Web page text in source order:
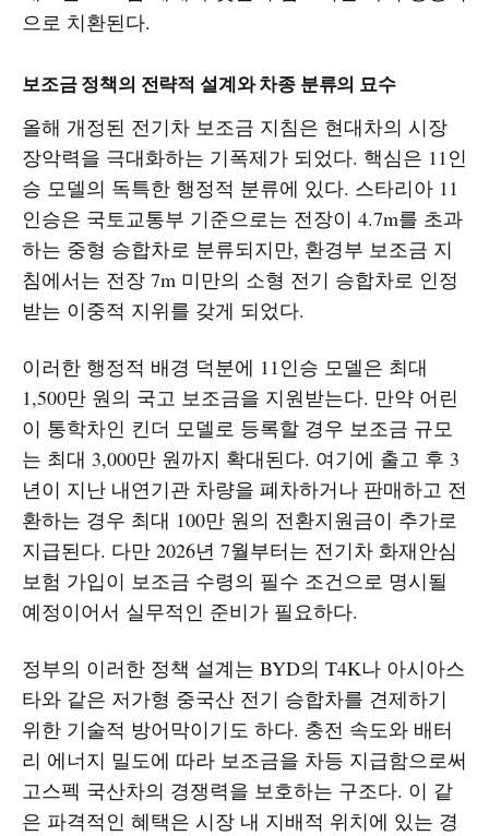
으로 치환된다.
보조금 정책의 전략적 설계와 차종 분류의 묘수
올해 개정된 전기차 보조금 지침은 현대차의 시장
장악력을 극대화하는 기폭제가 되었다. 핵심은 11인
승 모델의 독특한 행정적 분류에 있다. 스타리아 11
인승은 국토교통부 기준으로는 전장이 4.7m를 초과
하는 중형 승합차로 분류되지만, 환경부 보조금 지
침에서는 전장 7m 미만의 소형 전기 승합차로 인정
받는 이중적 지위를 갖게 되었다.
이러한 행정적 배경 덕분에 11인승 모델은 최대
1,500만 원의 국고 보조금을 지원받는다. 만약 어린
이 통학차인 킨더 모델로 등록할 경우 보조금 규모
는 최대 3,000만 원까지 확대된다. 여기에 출고 후 3
년이 지난 내연기관 차량을 폐차하거나 판매하고 전
환하는 경우 최대 100만 원의 전환지원금이 추가로
지급된다. 다만 2026년 7월부터는 전기차 화재안심
보험 가입이 보조금 수령의 필수 조건으로 명시될
예정이어서 실무적인 준비가 필요하다.
정부의 이러한 정책 설계는 BYD의 T4K나 아시아스
타와 같은 저가형 중국산 전기 승합차를 견제하기
위한 기술적 방어막이기도 하다. 충전 속도와 배터
리 에너지 밀도에 따라 보조금을 차등 지급함으로써
고스펙 국산차의 경쟁력을 보호하는 구조다. 이 같
은 파격적인 혜택은 시장 내 지배적 위치에 있는 경